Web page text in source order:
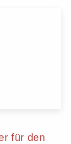
für den